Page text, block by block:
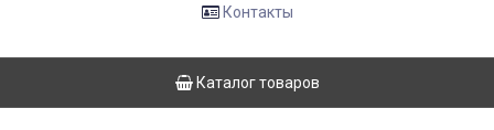
Контакты
Каталог товаров